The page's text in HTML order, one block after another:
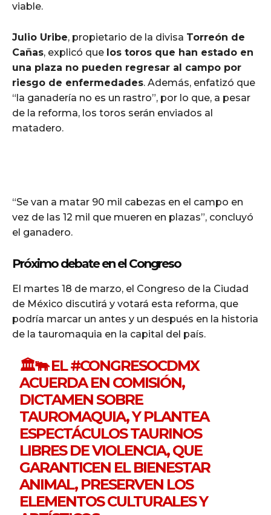
viable.
Julio Uribe, propietario de la divisa Torreón de
Cañas, explicó que los toros que han estado en
una plaza no pueden regresar al campo por
riesgo de enfermedades. Además, enfatizó que
“la ganadería no es un rastro”, por lo que, a pesar
de la reforma, los toros serán enviados al
matadero.
“Se van a matar 90 mil cabezas en el campo en
vez de las 12 mil que mueren en plazas”, concluyó
el ganadero.
Próximo debate en el Congreso
El martes 18 de marzo, el Congreso de la Ciudad
de México discutirá y votará esta reforma, que
podría marcar un antes y un después en la historia
de la tauromaquia en la capital del país.
🏛️🐃 EL#CONGRESOCDMX
ACUERDA EN COMISIÓN,
DICTAMEN SOBRE
TAUROMAQUIA, Y PLANTEA
ESPECTÁCULOS TAURINOS
LIBRES DE VIOLENCIA, QUE
GARANTICEN EL BIENESTAR
ANIMAL, PRESERVEN LOS
ELEMENTOS CULTURALES Y